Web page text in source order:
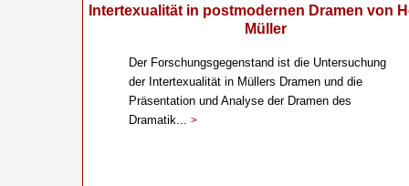
Intertexualität in postmodernen Dramen von
Müller
Der Forschungsgegenstand ist die Untersuchung
der Intertexualität in Müllers Dramen und die
Präsentation und Analyse der Dramen des
Dramatik... >